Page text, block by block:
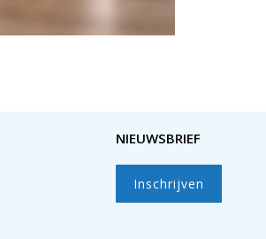
NIEUWSBRIEF
Inschrijven